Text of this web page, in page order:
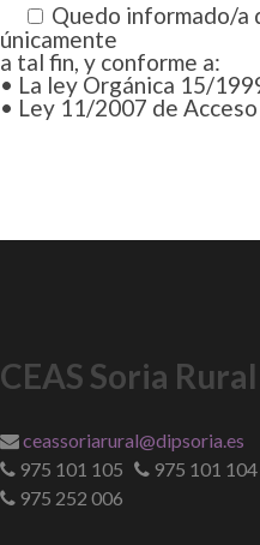
Quedo informado/a
únicamente
a tal fin, y conforme a:
• La ley Orgánica 15/
• Ley 11/2007 de
CEAS Soria Rural
ceassoriarural@dipsoria.es
975 101 105
975 101 104
975 252 006